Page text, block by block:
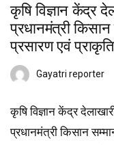
कृषि विज्ञान केंद्र
प्रधानमंत्री
प्रसारण एवं
Gayatri reporter
कृषि विज्ञान केंद्र
प्रधानमंत्री किसान